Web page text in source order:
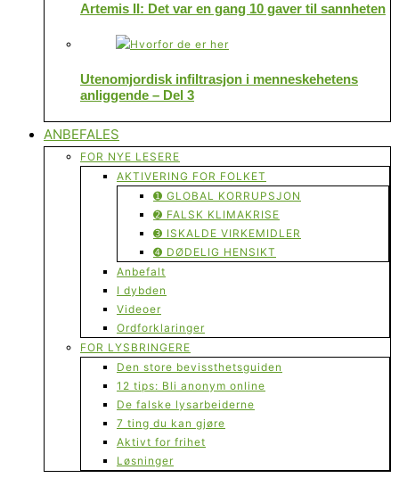
Artemis II: Det var en gang 10 gaver til sannheten
Utenomjordisk infiltrasjon i menneskehetens
anliggende – Del 3
ANBEFALES
FOR NYE LESERE
AKTIVERING FOR FOLKET
➊ GLOBAL KORRUPSJON
➋ FALSK KLIMAKRISE
➌ ISKALDE VIRKEMIDLER
➍ DØDELIG HENSIKT
Anbefalt
I dybden
Videoer
Ordforklaringer
FOR LYSBRINGERE
Den store bevissthetsguiden
12 tips: Bli anonym online
De falske lysarbeiderne
7 ting du kan gjøre
Aktivt for frihet
Løsninger